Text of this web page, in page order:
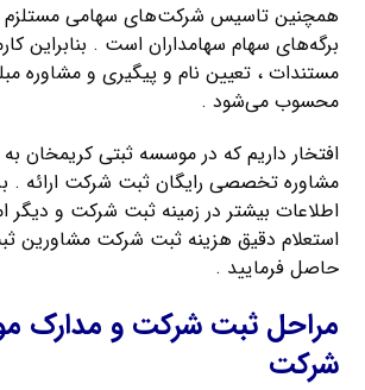
همچنین تاسیس شرکت‌های سهامی مستلزم
برگه‌های سهام سهامداران است . بنابراین
مستندات ، تعیین نام و پیگیری و مشاوره
محسوب می‌شود .
افتخار داریم که در موسسه ثبتی کریمخان
مشاوره تخصصی رایگان ثبت شرکت ارائه .
اطلاعات بیشتر در زمینه ثبت شرکت و دیگر
استعلام دقیق هزینه ثبت شرکت مشاورین
حاصل فرمایید .
مراحل ثبت شرکت و مدارک
شرکت